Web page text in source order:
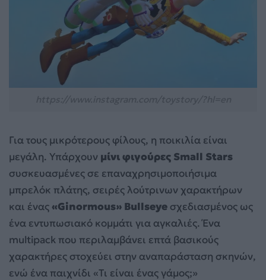
Για τους μικρότερους φίλους, η ποικιλία είναι
μεγάλη. Υπάρχουν μίνι φιγούρες Small Stars
συσκευασμένες σε επαναχρησιμοποιήσιμα
μπρελόκ πλάτης, σειρές λούτρινων χαρακτήρων
και ένας«Ginormous» Bullseye σχεδιασμένος ως
ένα εντυπωσιακό κομμάτι για αγκαλιές. Ένα
multipack που περιλαμβάνει επτά βασικούς
χαρακτήρες στοχεύει στην αναπαράσταση σκηνών,
ενώ ένα παιχνίδι «Τι είναι ένας γάμος;»